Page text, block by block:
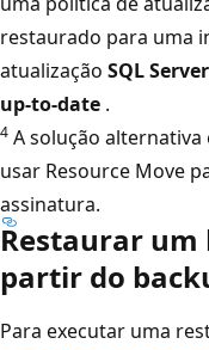
restaurado para uma
atualização SQL
up-to-date .
4 A solução
usar Resource Move
assinatura.
Restaurar um
partir do
Para executar uma